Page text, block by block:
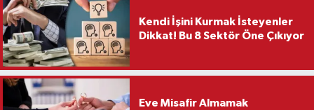
Kendi İşini Kurmak İsteyenler
Dikkat! Bu 8 Sektör Öne Çıkıyor
Eve Misafir Almamak